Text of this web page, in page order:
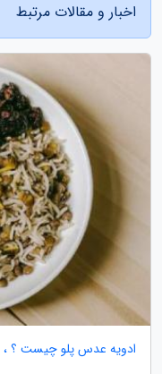
اخبار و مقالات مرتبط
ادویه عدس پلو چیست ؟ ،